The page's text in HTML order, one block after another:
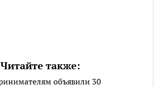
Читайте также:
объявили 30